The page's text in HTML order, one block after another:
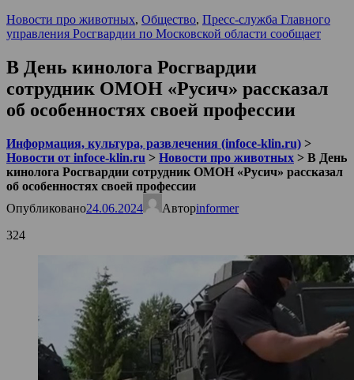
Новости про животных, Общество, Пресс-служба Главного
управления Росгвардии по Московской области сообщает
В День кинолога Росгвардии
сотрудник ОМОН «Русич» рассказал
об особенностях своей профессии
Информация, культура, развлечения (infoce-klin.ru) >
Новости от infoce-klin.ru > Новости про животных > В День
кинолога Росгвардии сотрудник ОМОН «Русич» рассказал
об особенностях своей профессии
Опубликовано24.06.2024 Авторinformer
324